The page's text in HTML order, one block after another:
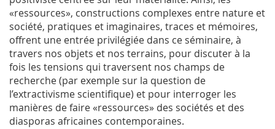
«ressources», constructions complexes entre nature et
société, pratiques et imaginaires, traces et mémoires,
offrent une entrée privilégiée dans ce séminaire, à
travers nos objets et nos terrains, pour discuter à la
fois les tensions qui traversent nos champs de
recherche (par exemple sur la question de
l’extractivisme scientifique) et pour interroger les
manières de faire «ressources» des sociétés et des
diasporas africaines contemporaines.